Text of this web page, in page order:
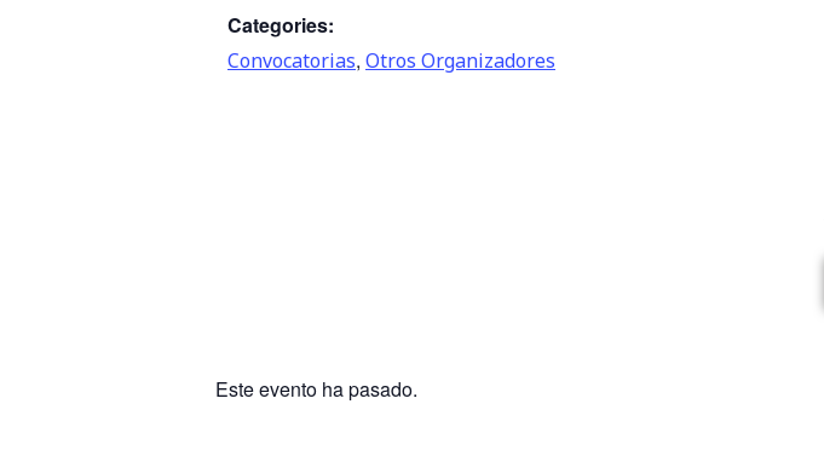
Categories:
Convocatorias, Otros Organizadores
Este evento ha pasado.